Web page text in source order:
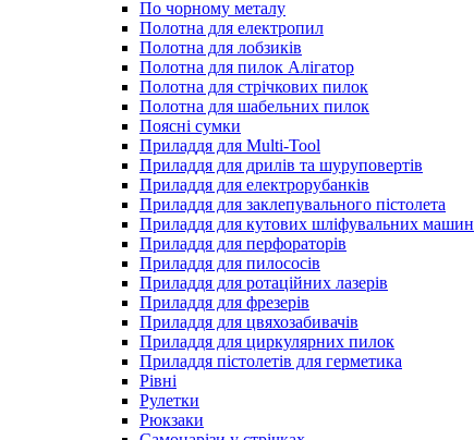
По чорному металу
Полотна для електропил
Полотна для лобзиків
Полотна для пилок Алігатор
Полотна для стрічкових пилок
Полотна для шабельних пилок
Поясні сумки
Приладдя для Multi-Tool
Приладдя для дрилів та шуруповертів
Приладдя для електрорубанків
Приладдя для заклепувального пістолета
Приладдя для кутових шліфувальних машин
Приладдя для перфораторів
Приладдя для пилососів
Приладдя для ротаційних лазерів
Приладдя для фрезерів
Приладдя для цвяхозабивачів
Приладдя для циркулярних пилок
Приладдя пістолетів для герметика
Рівні
Рулетки
Рюкзаки